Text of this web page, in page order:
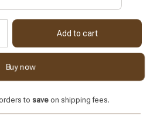
Add to cart
Buy now
to saveon shipping fees.